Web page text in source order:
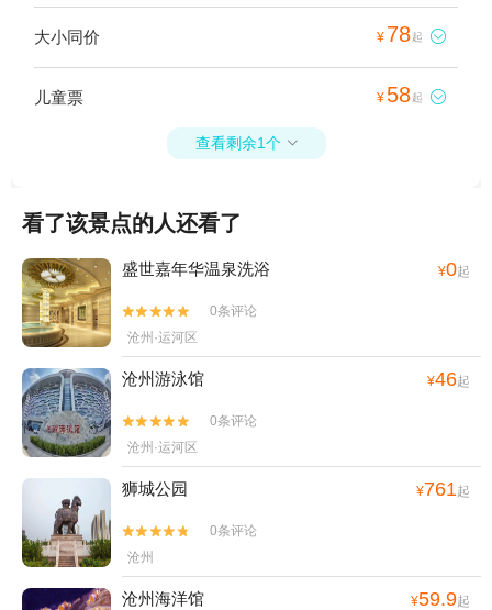
大小同价 ¥ 78起 
儿童票 ¥ 58起 
查看剩余1个 
看了该景点的人还看了
盛世嘉年华温泉洗浴 ¥0起


0条评论
沧州·运河区
沧州游泳馆 ¥46起


0条评论
沧州·运河区
狮城公园 ¥761起


0条评论
沧州
沧州海洋馆 ¥59.9起